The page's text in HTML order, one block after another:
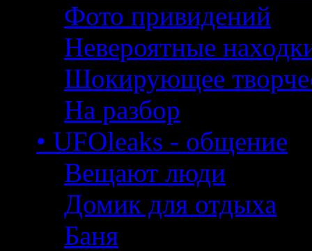
Фото привидений
Невероятные
Шокирующее
На разбор
• UFOleaks - общение
Вещают люди
Домик для отдыха
Баня